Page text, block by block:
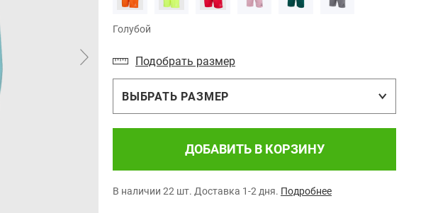
Голубой
Подобрать размер
ВЫБРАТЬ РАЗМЕР
ДОБАВИТЬ В КОРЗИНУ
В наличии 22 шт. Доставка 1-2 дня. Подробнее